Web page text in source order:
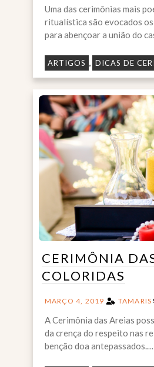
Uma das cerimônias mais
ritualística são evocados
para abençoar a união do
ARTIGOS , DICAS DE
CERIMÔNIA
COLORIDAS
MARÇO 4, 2019 TAMARIS
A Cerimônia das Areias
da crença do respeito nas
benção doa antepassados.…